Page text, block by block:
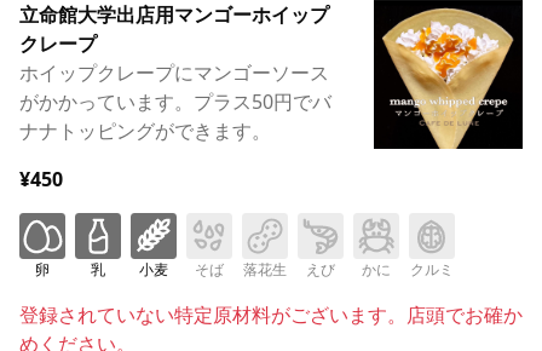
立命館大学出店用マンゴーホイップ
クレープ
ホイップクレープにマンゴーソース
がかかっています。プラス50円でバ
ナナトッピングができます。
¥450
卵 乳 小麦 そば 落花生 えび かに クルミ
登録されていない特定原材料がございます。店頭でお確か
めください。